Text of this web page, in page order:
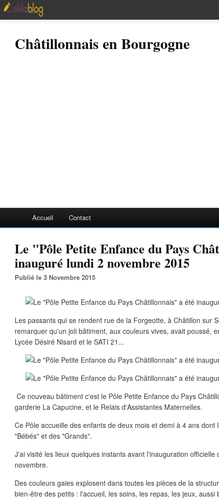
Châtillonnais en Bourgogne
Accueil Contact
Le "Pôle Petite Enfance du Pays
inauguré lundi 2 novembre 2015
Publié le 3 Novembre 2015
Les passants qui se rendent rue de la Forgeotte, à Châtillon sur
remarquer qu'un joli bâtiment, aux couleurs vives, avait poussé,
Lycée Désiré Nisard et le SATI 21...
Ce nouveau bâtiment c'est le Pôle Petite Enfance du Pays
garderie La Capucine, et le Relais d'Assistantes Maternelles.
Ce Pôle accueille des enfants de deux mois et demi à 4 ans dont
"Bébés" et des "Grands".
J'ai visité les lieux quelques instants avant l'inauguration officielle
novembre.
Des couleurs gaies explosent dans toutes les pièces de la
bien-être des petits : l'accueil, les soins, les repas, les jeux,